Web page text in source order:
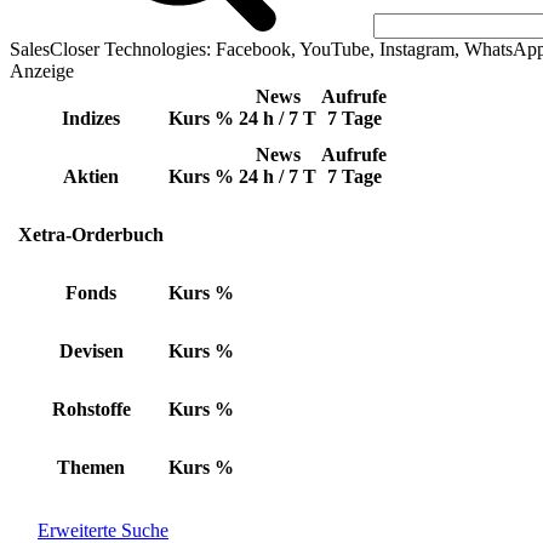
SalesCloser Technologies: Facebook, YouTube, Instagram,
Anzeige
Indizes Kurs %
News
24 h / 7 T
Aufrufe
7 Tage
Aktien Kurs %
News
24 h / 7 T
Aufrufe
7 Tage
Xetra-Orderbuch
Fonds Kurs %
Devisen Kurs %
Rohstoffe Kurs %
Themen Kurs %
Erweiterte Suche